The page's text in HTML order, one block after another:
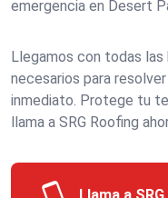
emergencia en Desert
Llegamos con todas
necesarios para
inmediato. Protege tu
llama a SRG Roofing